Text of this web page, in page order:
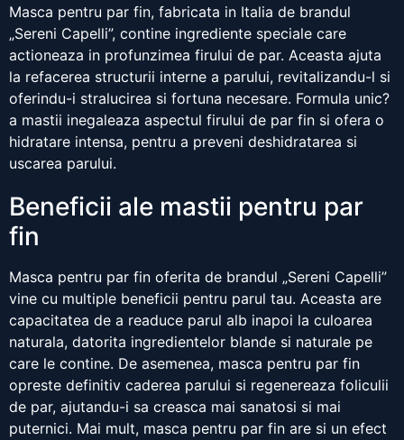
Masca pentru par fin, fabricata in Italia de brandul
„Sereni Capelli”, contine ingrediente speciale care
actioneaza in profunzimea firului de par. Aceasta ajuta
la refacerea structurii interne a parului, revitalizandu-l si
oferindu-i stralucirea si fortuna necesare. Formula unic?
a mastii inegaleaza aspectul firului de par fin si ofera o
hidratare intensa, pentru a preveni deshidratarea si
uscarea parului.
Beneficii ale mastii pentru par
fin
Masca pentru par fin oferita de brandul „Sereni Capelli”
vine cu multiple beneficii pentru parul tau. Aceasta are
capacitatea de a readuce parul alb inapoi la culoarea
naturala, datorita ingredientelor blande si naturale pe
care le contine. De asemenea, masca pentru par fin
opreste definitiv caderea parului si regenereaza foliculii
de par, ajutandu-i sa creasca mai sanatosi si mai
puternici. Mai mult, masca pentru par fin are si un efect